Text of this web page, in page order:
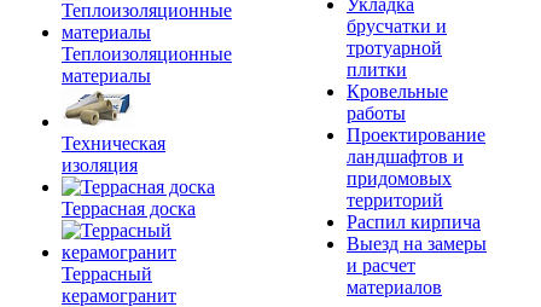
Теплоизоляционные
материалы
Техническая
изоляция
Террасная доска
Террасный
керамогранит
Укладка
брусчатки и
тротуарной
плитки
Кровельные
работы
Проектирование
ландшафтов и
придомовых
территорий
Распил кирпича
Выезд на замеры
и расчет
материалов